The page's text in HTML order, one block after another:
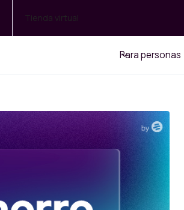
Tienda virtual
Para personas